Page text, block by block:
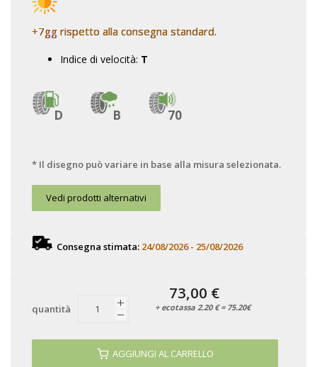
+7gg rispetto alla consegna standard.
Indice di velocità: T
D B 70
* Il disegno può variare in base alla misura selezionata.
Vedi prodotti alternativi
Consegna stimata: 24/08/2026 - 25/08/2026
quantità
AGGIUNGI AL CARRELLO
73,00 €
+ ecotassa 2.20 € = 75.20€